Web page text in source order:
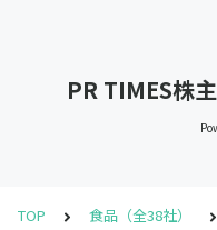
PR TIMES株
TOP 食品（全38社）